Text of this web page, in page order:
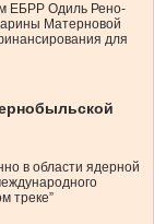
ЕБРР Одиль Рено-
Матерновой
для
в области ядерной
треке”